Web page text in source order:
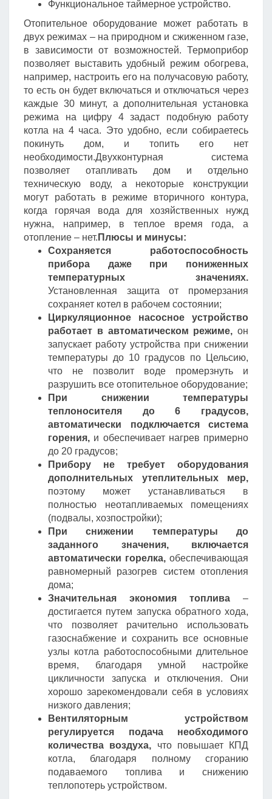
Функциональное таймерное устройство.
Отопительное оборудование может работать в
двух режимах – на природном и сжиженном газе,
в зависимости от возможностей. Термоприбор
позволяет выставить удобный режим обогрева,
например, настроить его на получасовую работу,
то есть он будет включаться и отключаться через
каждые 30 минут, а дополнительная установка
режима на цифру 4 задаст подобную работу
котла на 4 часа. Это удобно, если собираетесь
покинуть дом, и топить его нет
необходимости.Двухконтурная система
позволяет отапливать дом и отдельно
техническую воду, а некоторые конструкции
могут работать в режиме вторичного контура,
когда горячая вода для хозяйственных нужд
нужна, например, в теплое время года, а
отопление – нет. Плюсы и минусы:
Сохраняется работоспособность
прибора даже при пониженных
температурных значениях.
Установленная защита от промерзания
сохраняет котел в рабочем состоянии;
Циркуляционное насосное устройство
работает в автоматическом режиме, он
запускает работу устройства при снижении
температуры до 10 градусов по Цельсию,
что не позволит воде промерзнуть и
разрушить все отопительное оборудование;
При снижении температуры
теплоносителя до 6 градусов,
автоматически подключается система
горения, и обеспечивает нагрев примерно
до 20 градусов;
Прибору не требует оборудования
дополнительных утеплительных мер,
поэтому может устанавливаться в
полностью неотапливаемых помещениях
(подвалы, хозпостройки);
При снижении температуры до
заданного значения, включается
автоматически горелка, обеспечивающая
равномерный разогрев систем отопления
дома;
Значительная экономия топлива –
достигается путем запуска обратного хода,
что позволяет рачительно использовать
газоснабжение и сохранить все основные
узлы котла работоспособными длительное
время, благодаря умной настройке
цикличности запуска и отключения. Они
хорошо зарекомендовали себя в условиях
низкого давления;
Вентиляторным устройством
регулируется подача необходимого
количества воздуха, что повышает КПД
котла, благодаря полному сгоранию
подаваемого топлива и снижению
теплопотерь устройством.